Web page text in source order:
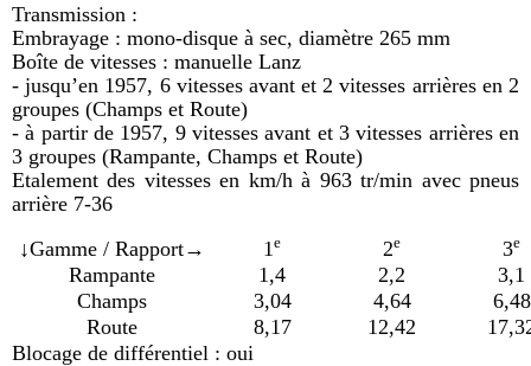
Transmission :
Embrayage : mono-disque à sec, diamètre 265 mm
Boîte de vitesses : manuelle Lanz
- jusqu’en 1957, 6 vitesses avant et 2 vitesses arrières en 2
groupes (Champs et Route)
- à partir de 1957, 9 vitesses avant et 3 vitesses arrières en
3 groupes (Rampante, Champs et Route)
Etalement des vitesses en km/h à 963 tr/min avec pneus
arrière 7-36
↓Gamme / Rapport→
1 e 2e 3e
Rampante 1,4 2,2
3,1
Champs
3,04 4,64
6,48
Route
8,17 12,42
Blocage de différentiel : oui